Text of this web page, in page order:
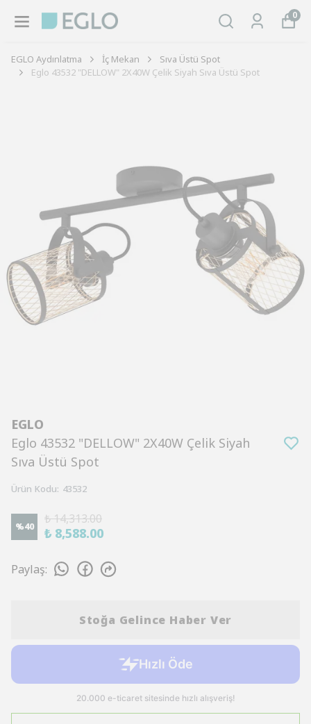
0
EGLO Aydınlatma İç Mekan
Sıva Üstü Spot
Eglo 43532 "DELLOW" 2X40W Çelik Siyah Sıva Üstü Spot
EGLO
Eglo 43532 "DELLOW" 2X40W Çelik Siyah
Sıva Üstü Spot
Ürün Kodu: 43532
%40
₺ 14,313.00
₺ 8,588.00
Paylaş:
Stoğa Gelince Haber Ver